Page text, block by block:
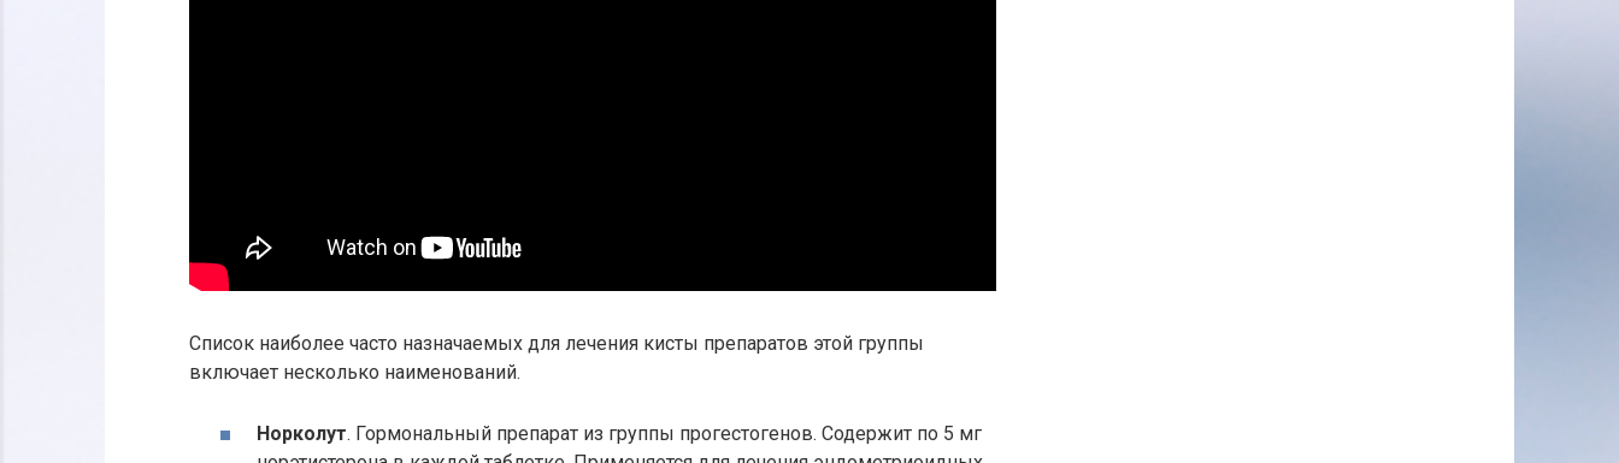
Список наиболее часто назначаемых для лечения кисты препаратов этой группы
включает несколько наименований.
Норколут. Гормональный препарат из группы прогестогенов. Содержит по 5 мг